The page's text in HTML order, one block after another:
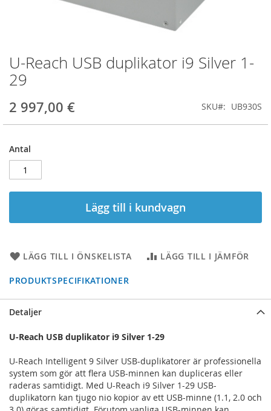
U-Reach USB duplikator i9 Silver 1-
29
2 997,00 € SKU UB930S
Antal
Lägg till i kundvagn
LÄGG TILL I ÖNSKELISTA LÄGG TILL I JÄMFÖR
PRODUKTSPECIFIKATIONER
Hoppa
till
början
bildgalleriet
Detaljer
U-Reach USB duplikator i9 Silver 1-29
U-Reach Intelligent 9 Silver USB-duplikatorer är professionella
system som gör att flera USB-minnen kan dupliceras eller
raderas samtidigt. Med U-Reach i9 Silver 1-29 USB-
duplikatorn kan tjugo nio kopior av ett USB-minne (1.1, 2.0 och